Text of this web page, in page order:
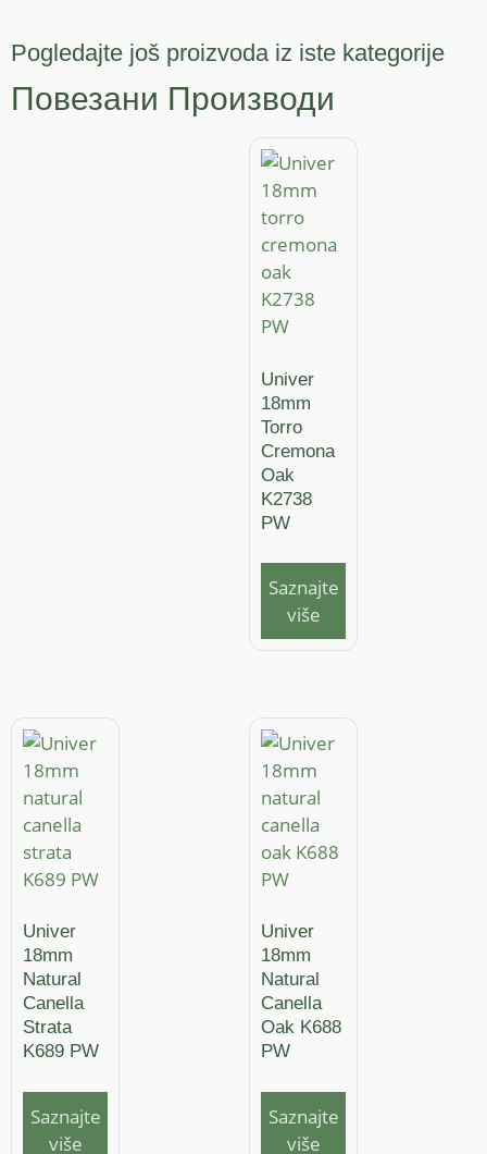
Pogledajte još proizvoda iz iste kategorije
Повезани Производи
Univer
18mm
Torro
Cremona
Oak
K2738
PW
Saznajte
više
Univer
18mm
Natural
Canella
Strata
K689 PW
Saznajte
više
Univer
18mm
Natural
Canella
Oak K688
PW
Saznajte
više